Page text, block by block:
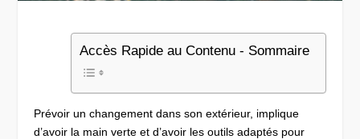
Accès Rapide au Contenu - Sommaire
Prévoir un changement dans son extérieur, implique
d’avoir la main verte et d’avoir les outils adaptés pour